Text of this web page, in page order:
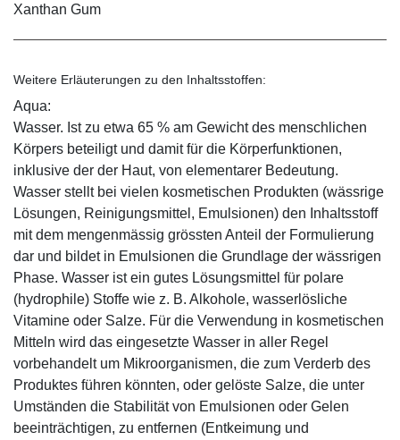
Xanthan Gum
Weitere Erläuterungen zu den Inhaltsstoffen:
Aqua:
Wasser. Ist zu etwa 65 % am Gewicht des menschlichen
Körpers beteiligt und damit für die Körperfunktionen,
inklusive der der Haut, von elementarer Bedeutung.
Wasser stellt bei vielen kosmetischen Produkten (wässrige
Lösungen, Reinigungsmittel, Emulsionen) den Inhaltsstoff
mit dem mengenmässig grössten Anteil der Formulierung
dar und bildet in Emulsionen die Grundlage der wässrigen
Phase. Wasser ist ein gutes Lösungsmittel für polare
(hydrophile) Stoffe wie z. B. Alkohole, wasserlösliche
Vitamine oder Salze. Für die Verwendung in kosmetischen
Mitteln wird das eingesetzte Wasser in aller Regel
vorbehandelt um Mikroorganismen, die zum Verderb des
Produktes führen könnten, oder gelöste Salze, die unter
Umständen die Stabilität von Emulsionen oder Gelen
beeinträchtigen, zu entfernen (Entkeimung und